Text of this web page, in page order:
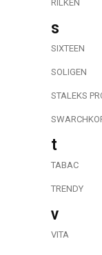
RILKEN
s
SIXTEEN
SOLIGEN
STALEKS
t
TABAC
TRENDY
v
VITA